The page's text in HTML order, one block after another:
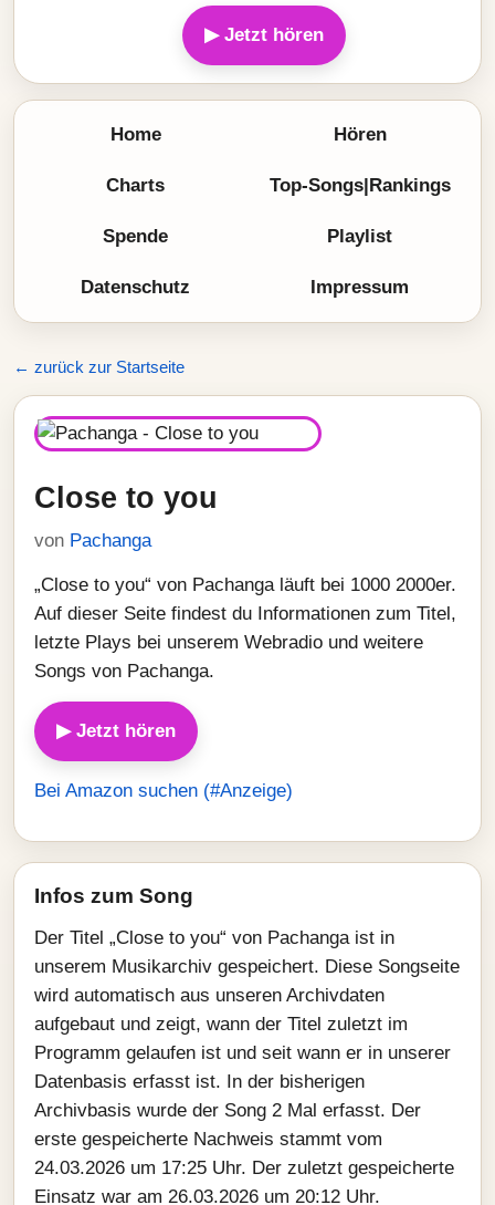
▶ Jetzt hören
Home Hören
Charts Top-Songs|Rankings
Spende Playlist
Datenschutz Impressum
← zurück zur Startseite
Close to you
von Pachanga
„Close to you“ von Pachanga läuft bei 1000 2000er.
Auf dieser Seite findest du Informationen zum Titel,
letzte Plays bei unserem Webradio und weitere
Songs von Pachanga.
▶ Jetzt hören
Bei Amazon suchen (#Anzeige)
Infos zum Song
Der Titel „Close to you“ von Pachanga ist in
unserem Musikarchiv gespeichert. Diese Songseite
wird automatisch aus unseren Archivdaten
aufgebaut und zeigt, wann der Titel zuletzt im
Programm gelaufen ist und seit wann er in unserer
Datenbasis erfasst ist. In der bisherigen
Archivbasis wurde der Song 2 Mal erfasst. Der
erste gespeicherte Nachweis stammt vom
24.03.2026 um 17:25 Uhr. Der zuletzt gespeicherte
Einsatz war am 26.03.2026 um 20:12 Uhr.